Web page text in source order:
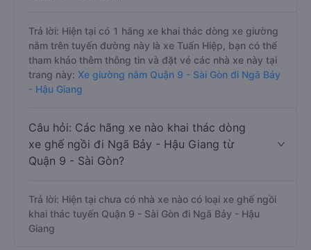
Trả lời: Hiện tại có 1 hãng xe khai thác dòng xe giường
nằm trên tuyến đường này là xe Tuấn Hiệp, bạn có thể
tham khảo thêm thông tin và đặt vé các nhà xe này tại
trang này: Xe giường nằm Quận 9 - Sài Gòn đi Ngã Bảy
- Hậu Giang
Câu hỏi: Các hãng xe nào khai thác dòng
xe ghế ngồi đi Ngã Bảy - Hậu Giang từ
Quận 9 - Sài Gòn?
Trả lời: Hiện tại chưa có nhà xe nào có loại xe ghế ngồi
khai thác tuyến Quận 9 - Sài Gòn đi Ngã Bảy - Hậu
Giang